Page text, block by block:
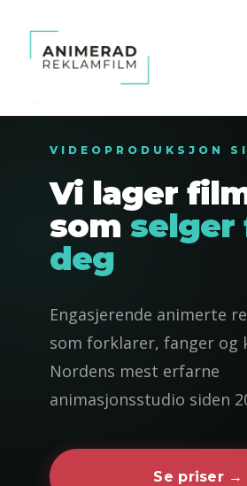
VIDEOPRODUKSJON
Vi lager
som selger
deg
Engasjerende animerte
som forklarer, fanger og
Nordens mest erfarne
animasjonsstudio siden
Se priser →